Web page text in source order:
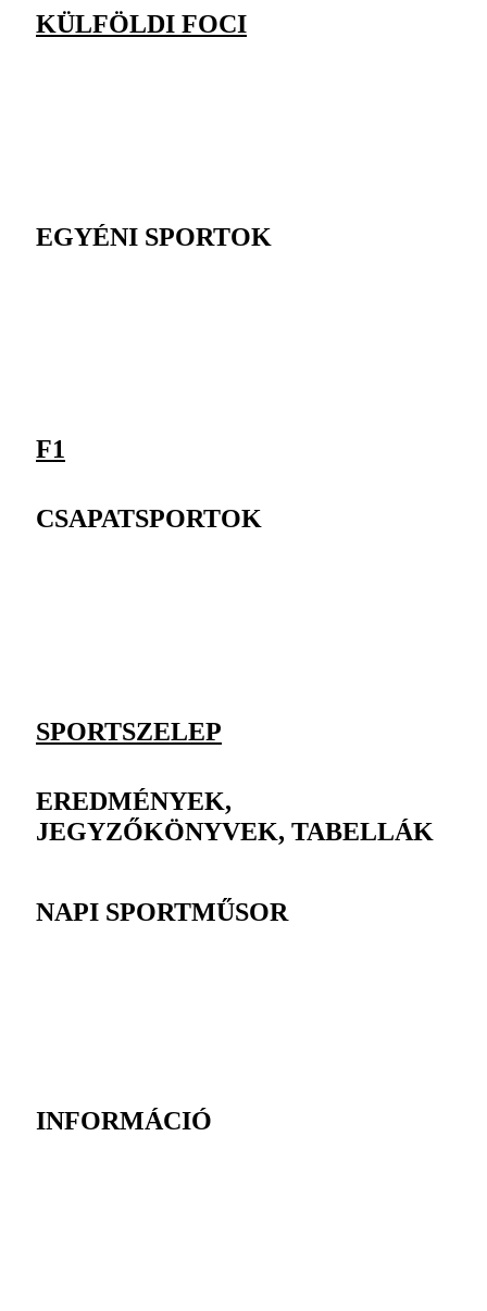
KÜLFÖLDI FOCI
EGYÉNI SPORTOK
F1
CSAPATSPORTOK
SPORTSZELEP
EREDMÉNYEK,
JEGYZŐKÖNYVEK, TABELLÁK
NAPI SPORTMŰSOR
INFORMÁCIÓ